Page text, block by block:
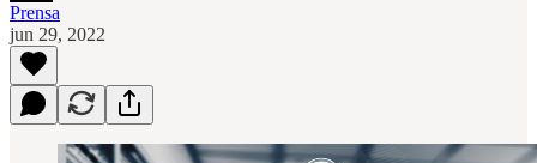
Prensa
jun 29, 2022